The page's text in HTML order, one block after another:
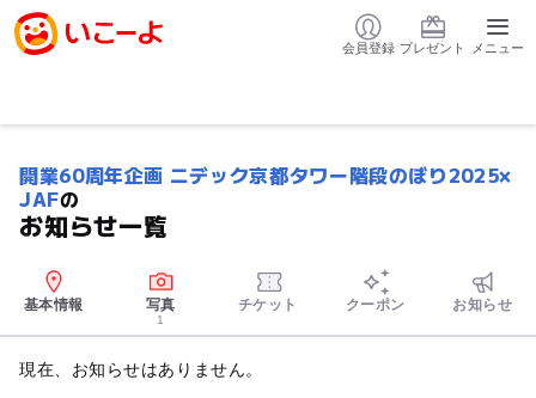
会員登録 プレゼント メニュー
開業60周年企画 ニデック京都タワー階段のぼり2025×
JAFの
お知らせ一覧
基本情報 写真
1
チケット クーポン お知らせ
現在、お知らせはありません。